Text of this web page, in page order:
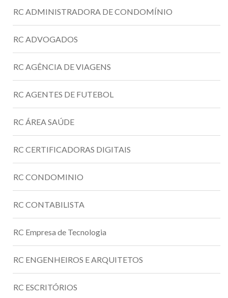
RC ADMINISTRADORA DE CONDOMÍNIO
RC ADVOGADOS
RC AGÊNCIA DE VIAGENS
RC AGENTES DE FUTEBOL
RC ÁREA SAÚDE
RC CERTIFICADORAS DIGITAIS
RC CONDOMINIO
RC CONTABILISTA
RC Empresa de Tecnologia
RC ENGENHEIROS E ARQUITETOS
RC ESCRITÓRIOS